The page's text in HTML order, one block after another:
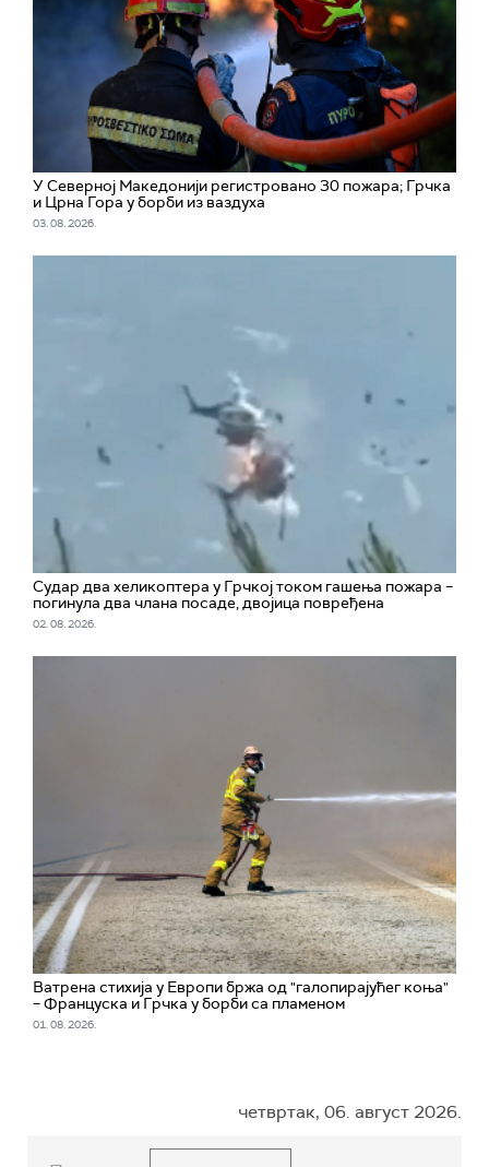
У Северној Македонији регистровано 30 пожара; Грчка
и Црна Гора у борби из ваздуха
03. 08. 2026.
Судар два хеликоптера у Грчкој током гашења пожара –
погинула два члана посаде, двојица повређена
02. 08. 2026.
Ватрена стихија у Европи бржа од "галопирајућег коња"
– Француска и Грчка у борби са пламеном
01. 08. 2026.
четвртак, 06. август 2026.